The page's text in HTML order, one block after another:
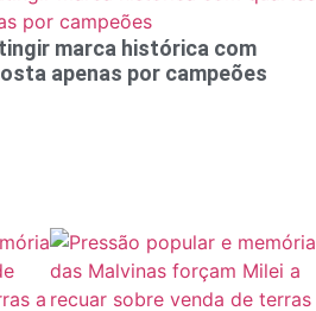
marca histórica com
apenas por campeões